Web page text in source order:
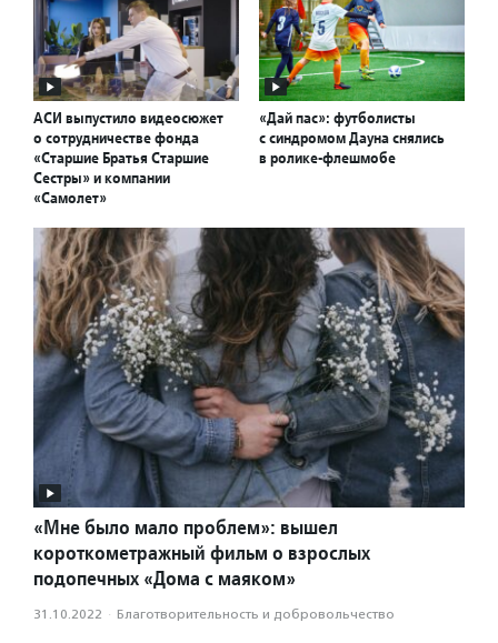
АСИ выпустило видеосюжет
о сотрудничестве фонда
«Старшие Братья Старшие
Сестры» и компании
«Самолет»
«Дай пас»: футболисты
с синдромом Дауна снялись
в ролике-флешмобе
«Мне было мало проблем»: вышел
короткометражный фильм о взрослых
подопечных «Дома с маяком»
31.10.2022 · Благотвори­тель­ность и доброволь­чест­во